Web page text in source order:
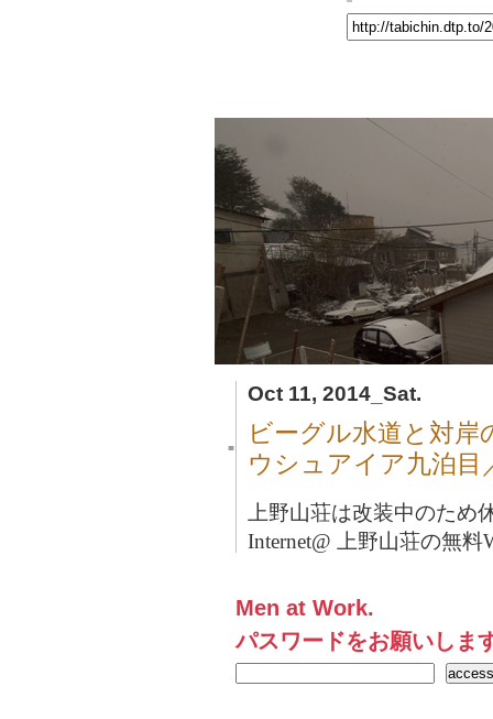
Oct 11, 2014_Sat.
■
ビーグル水道と対
ウシュアイア九泊目
上野山荘は改装中のため
Internet@ 上野山荘の無料
Men at Work.
パスワードをお願いしま